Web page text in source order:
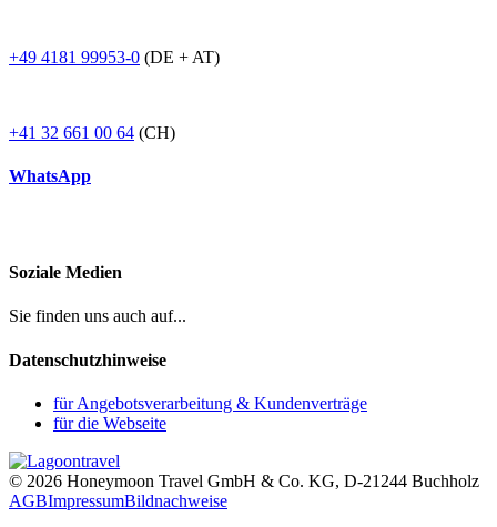
+49 4181 99953-0 (DE + AT)
+41 32 661 00 64 (CH)
WhatsApp
Soziale Medien
Sie finden uns auch auf...
Datenschutzhinweise
für Angebotsverarbeitung & Kundenverträge
für die Webseite
© 2026 Honeymoon Travel GmbH & Co. KG, D-21244 Buchholz
AGBImpressumBildnachweise